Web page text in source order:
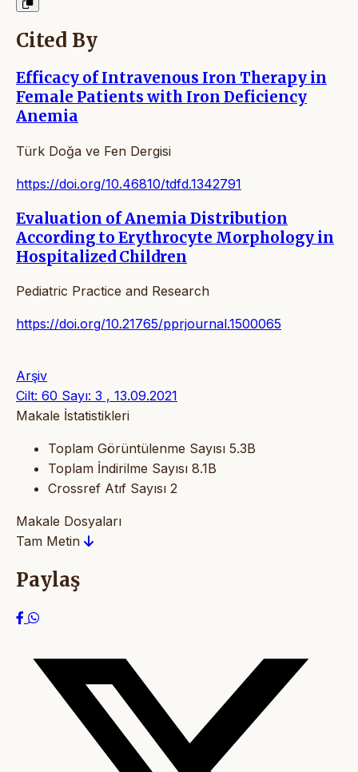
Cited By
Efficacy of Intravenous Iron Therapy in
Female Patients with Iron Deficiency
Anemia
Türk Doğa ve Fen Dergisi
https://doi.org/10.46810/tdfd.1342791
Evaluation of Anemia Distribution
According to Erythrocyte Morphology in
Hospitalized Children
Pediatric Practice and Research
https://doi.org/10.21765/pprjournal.1500065
Arşiv
Cilt: 60 Sayı: 3 , 13.09.2021
Makale İstatistikleri
Toplam Görüntülenme Sayısı 5.3B
Toplam İndirilme Sayısı 8.1B
Crossref Atıf Sayısı 2
Makale Dosyaları
Tam Metin
Paylaş